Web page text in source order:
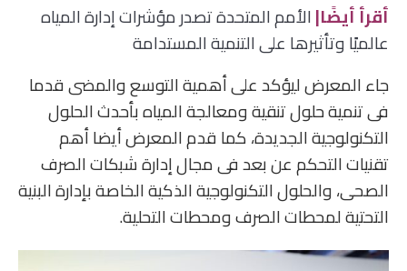
أقرأ أيضًا|الأمم المتحدة تصدر مؤشرات إدارة المياه
عالميًا وتأثيرها على التنمية المستدامة
جاء المعرض ليؤكد على أهمية التوسع والمضى قدما
فى تنمية حلول تنقية ومعالجة المياه بأحدث الحلول
التكنولوجية الجديدة، كما قدم المعرض أيضا أهم
تقنيات التحكم عن بعد فى مجال إدارة شبكات الصرف
الصحى، والحلول التكنولوجية الذكية الخاصة بإدارة البنية
التحتية لمحطات الصرف ومحطات التحلية.